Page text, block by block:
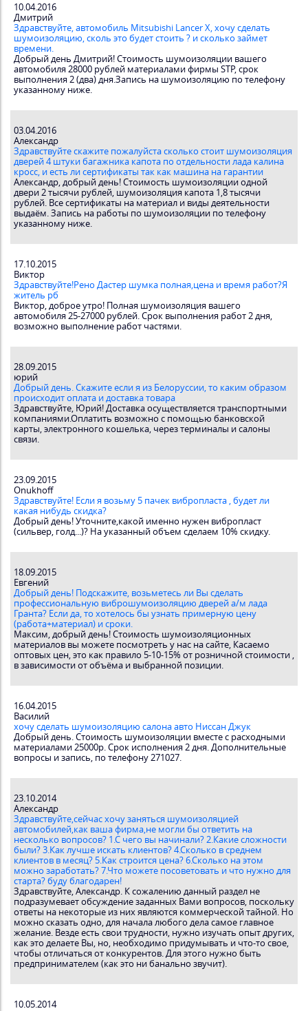
10.04.2016
Дмитрий
Здравствуйте, автомобиль Mitsubishi Lancer X, хочу сделать
шумоизоляцию, сколь это будет стоить ? и сколько займет
времени.
Добрый день Дмитрий! Стоимость шумоизоляции вашего
автомобиля 28000 рублей материалами фирмы STP, срок
выполнения 2 (два) дня.Запись на шумоизоляцию по телефону
указанному ниже.
03.04.2016
Александр
Здравствуйте скажите пожалуйста сколько стоит шумоизоляция
дверей 4 штуки багажника капота по отдельности лада калина
кросс, и есть ли сертификаты так как машина на гарантии
Александр, добрый день! Стоимость шумоизоляции одной
двери 2 тысячи рублей, шумоизоляция капота 1,8 тысячи
рублей. Все сертификаты на материал и виды деятельности
выдаём. Запись на работы по шумоизоляции по телефону
указанному ниже.
17.10.2015
Виктор
Здравствуйте!Рено Дастер шумка полная,цена и время работ?Я
житель рб
Виктор, доброе утро! Полная шумоизоляция вашего
автомобиля 25-27000 рублей. Срок выполнения работ 2 дня,
возможно выполнение работ частями.
28.09.2015
юрий
Добрый день. Скажите если я из Белоруссии, то каким образом
происходит оплата и доставка товара
Здравствуйте, Юрий! Доставка осуществляется транспортными
компаниями.Оплатить возможно с помощью банковской
карты, электронного кошелька, через терминалы и салоны
связи.
23.09.2015
Onukhoff
Здравствуйте! Если я возьму 5 пачек вибропласта , будет ли
какая нибудь скидка?
Добрый день! Уточните,какой именно нужен вибропласт
(сильвер, голд...)? На указанный объем сделаем 10% скидку.
18.09.2015
Евгений
Добрый день! Подскажите, возьметесь ли Вы сделать
профессиональную виброшумоизоляцию дверей а/м лада
Гранта? Если да, то хотелось бы узнать примерную цену
(работа+материал) и сроки.
Максим, добрый день! Стоимость шумоизоляционных
материалов вы можете посмотреть у нас на сайте, Касаемо
оптовых цен, это как правило 5-10-15% от розничной стоимости ,
в зависимости от объёма и выбранной позиции.
16.04.2015
Василий
хочу сделать шумоизоляцию салона авто Ниссан Джук
Добрый день. Стоимость шумоизоляции вместе с расходными
материалами 25000р. Срок исполнения 2 дня. Дополнительные
вопросы и запись, по телефону 271027.
23.10.2014
Александр
Здравствуйте,сейчас хочу заняться шумоизоляцией
автомобилей,как ваша фирма,не могли бы ответить на
несколько вопросов? 1.С чего вы начинали? 2.Какие сложности
были? 3.Как лучше искать клиентов? 4.Сколько в среднем
клиентов в месяц? 5.Как строится цена? 6.Сколько на этом
можно заработать? 7.Что можете посоветовать и что нужно для
старта? буду благодарен!
Здравствуйте, Александр. К сожалению данный раздел не
подразумевает обсуждение заданных Вами вопросов, поскольку
ответы на некоторые из них являются коммерческой тайной. Но
можно сказать одно, для начала любого дела самое главное
желание. Везде есть свои трудности, нужно изучать опыт других,
как это делаете Вы, но, необходимо придумывать и что-то свое,
чтобы отличаться от конкурентов. Для этого нужно быть
предпринимателем (как это ни банально звучит).
10.05.2014